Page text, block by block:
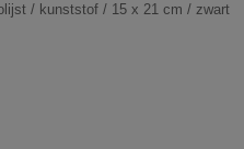
/ kunststof / 15 x 21 cm / zwart